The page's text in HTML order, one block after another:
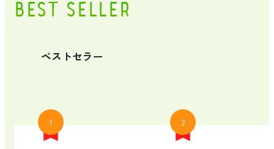
BEST SELLER
ベストセラー
1 2